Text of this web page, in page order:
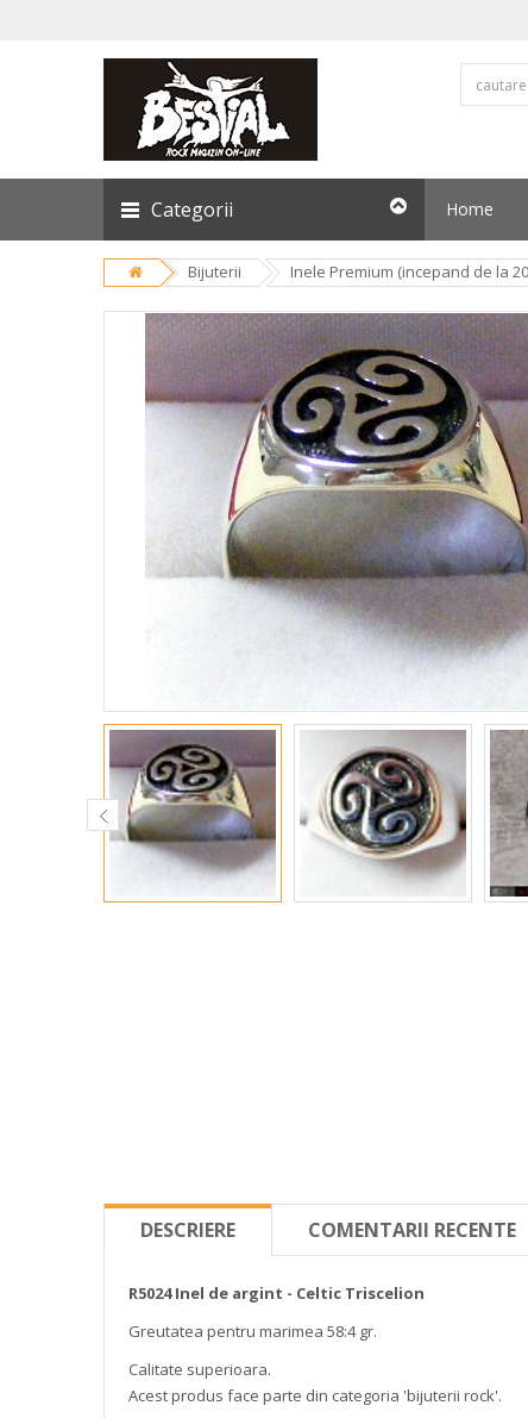
Categorii Home
Bijuterii Inele Premium (incepand de la
DESCRIERE COMENTARII RECENTE
R5024 Inel de argint - Celtic Triscelion
Greutatea pentru marimea 58:4 gr.
Calitate superioara.
Acest produs face parte din categoria 'bijuterii rock'.